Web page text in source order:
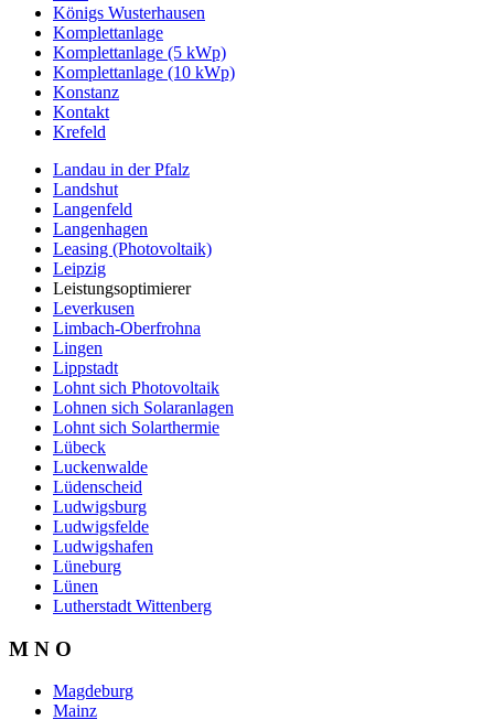
Königs Wusterhausen
Komplettanlage
Komplettanlage (5 kWp)
Komplettanlage (10 kWp)
Konstanz
Kontakt
Krefeld
Landau in der Pfalz
Landshut
Langenfeld
Langenhagen
Leasing (Photovoltaik)
Leipzig
Leistungsoptimierer
Leverkusen
Limbach-Oberfrohna
Lingen
Lippstadt
Lohnt sich Photovoltaik
Lohnen sich Solaranlagen
Lohnt sich Solarthermie
Lübeck
Luckenwalde
Lüdenscheid
Ludwigsburg
Ludwigsfelde
Ludwigshafen
Lüneburg
Lünen
Lutherstadt Wittenberg
M N O
Magdeburg
Mainz